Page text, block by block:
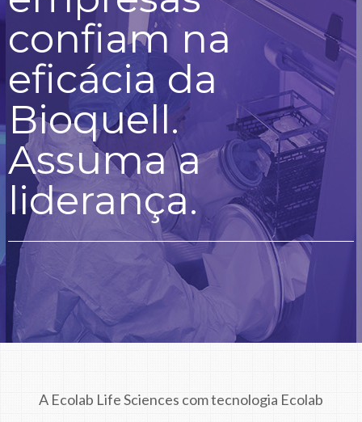
confiam na
eficácia da
Bioquell.
Assuma a
liderança.
A Ecolab Life Sciences com tecnologia Ecolab